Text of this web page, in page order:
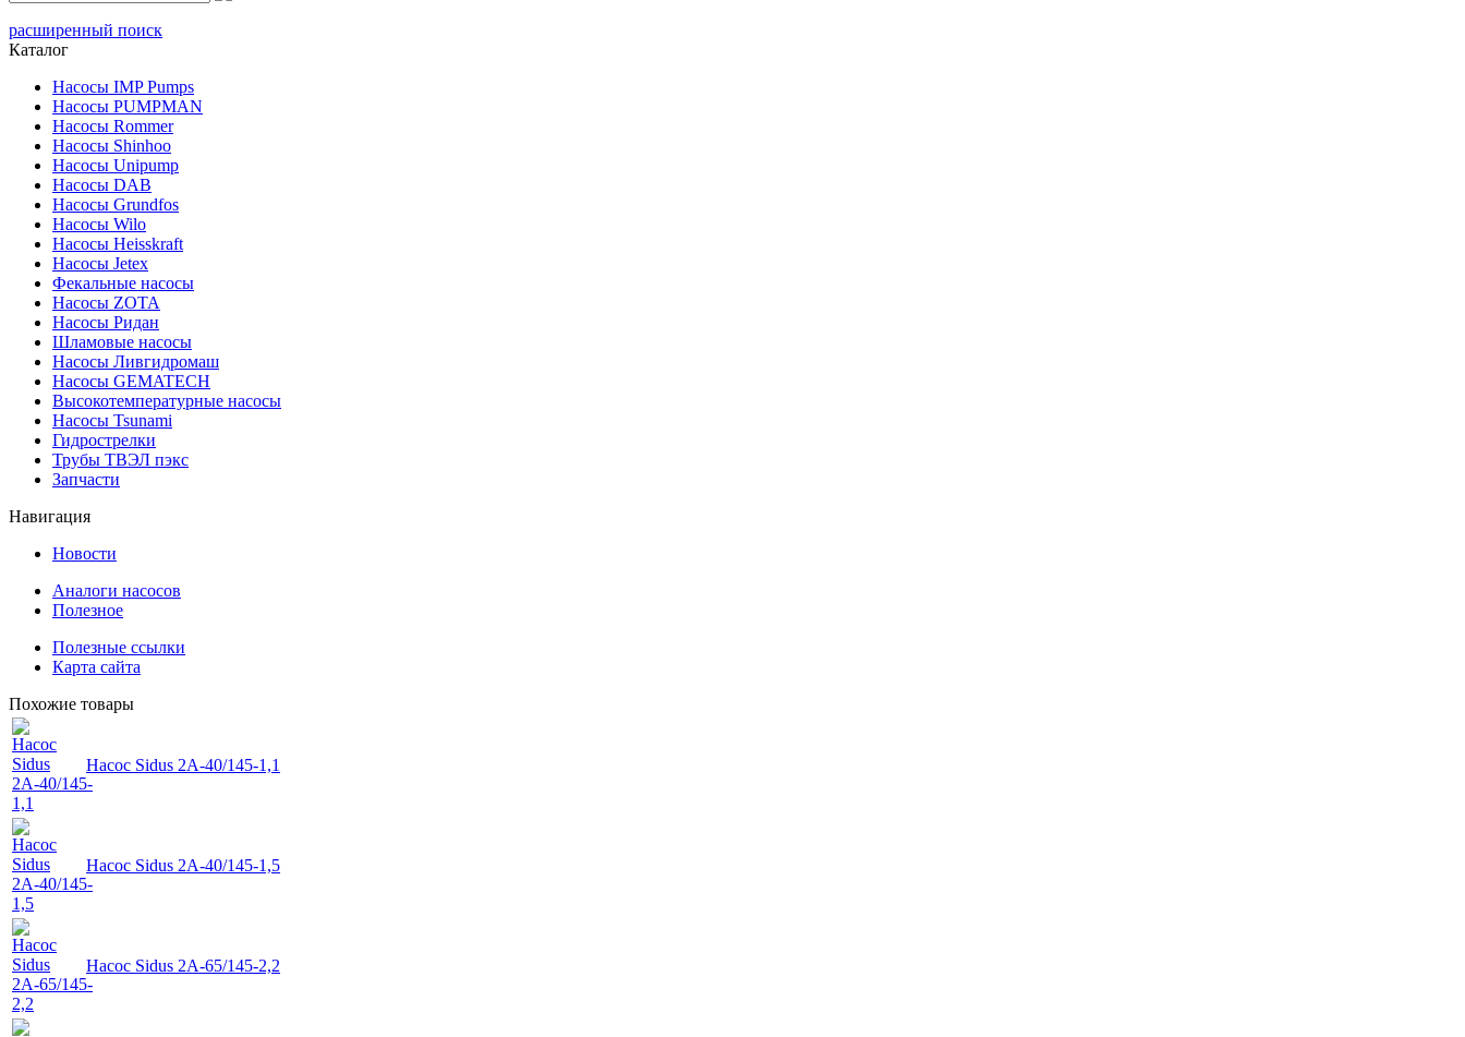
расширенный поиск
Каталог
Насосы IMP Pumps
Насосы PUMPMAN
Насосы Rommer
Насосы Shinhoo
Насосы Unipump
Насосы DAB
Насосы Grundfos
Насосы Wilo
Насосы Heisskraft
Насосы Jetex
Фекальные насосы
Насосы ZOTA
Насосы Ридан
Шламовые насосы
Насосы Ливгидромаш
Насосы GEMATECH
Высокотемпературные насосы
Насосы Tsunami
Гидрострелки
Трубы ТВЭЛ пэкс
Запчасти
Навигация
Новости
Аналоги насосов
Полезное
Полезные ссылки
Карта сайта
Похожие товары
Насос Sidus 2А-40/145-1,1
Насос Sidus 2А-40/145-1,5
Насос Sidus 2А-65/145-2,2